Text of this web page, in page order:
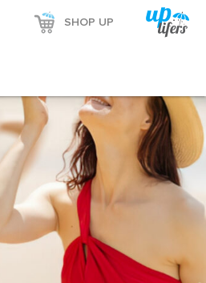
Reklamı Göster
Reklamı Gizle
SHOP UP